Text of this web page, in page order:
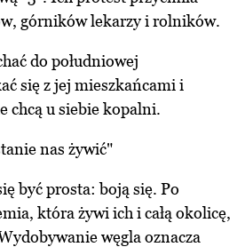
górników lekarzy i rolników.
do południowej
się z jej mieszkańcami i
chcą u siebie kopalni.
nas żywić"
być prosta: boją się. Po
która żywi ich i całą okolicę,
węgla oznacza